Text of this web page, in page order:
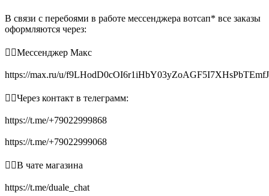
В связи с перебоями в работе мессенджера вотсап* все заказы
оформляются через:
👉🏻Мессенджер Макс
https://max.ru/u/
👉🏻Через контакт в телеграмм:
https://t.me/+79022999868
https://t.me/+79022999068
👉🏻В чате магазина
https://t.me/duale_chat